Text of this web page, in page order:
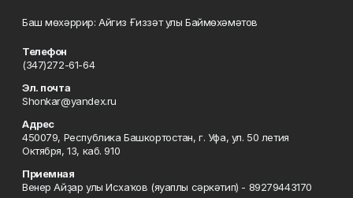
Баш мөхәррир: Айгиз Ғиззәт улы Баймөхәмәтов
Телефон
(347)272-61-64
Эл. почта
Shonkar@yandex.ru
Адрес
450079, Республика Башкортостан, г. Уфа, ул. 50 летия
Октября, 13, каб. 910
Приемная
Венер Айҙар улы Исхаҡов (яуаплы сәркәтип) - 89279443170